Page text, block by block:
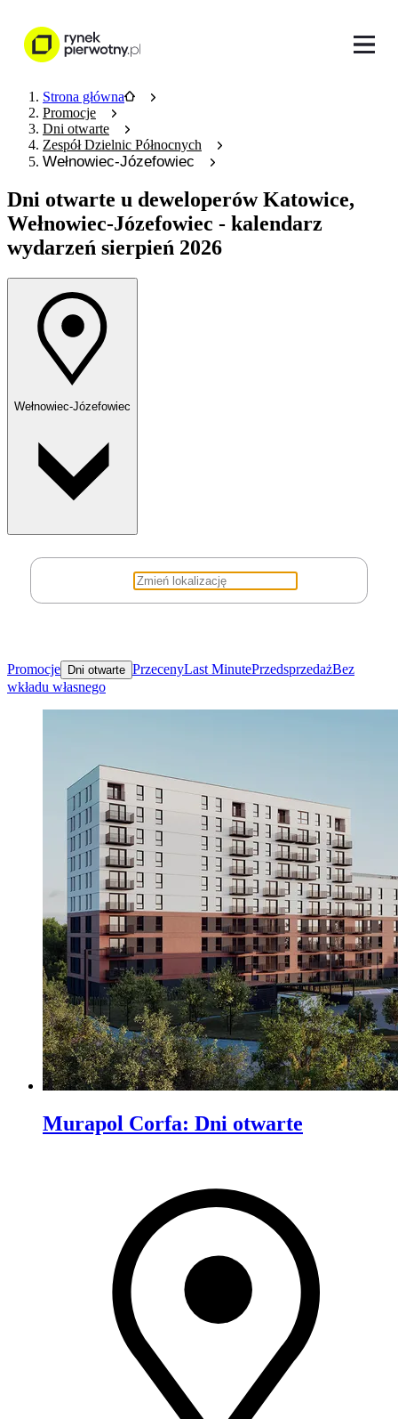
Strona główna
Promocje
Dni otwarte
Zespół Dzielnic Północnych
Wełnowiec-Józefowiec
Dni otwarte u deweloperów Katowice,
Wełnowiec-Józefowiec - kalendarz
wydarzeń sierpień 2026
Wełnowiec-Józefowiec
Promocje Dni otwarte PrzecenyLast MinutePrzedsprzedażBez
wkładu własnego
Murapol Corfa: Dni otwarte